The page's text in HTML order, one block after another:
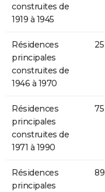
construites de
1919 à 1945
Résidences
principales
construites de
1946 à 1970
25
Résidences
principales
construites de
1971 à 1990
75
Résidences
principales
89